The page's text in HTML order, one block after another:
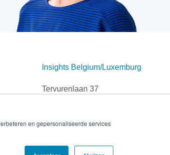
en gepersonaliseerde services
Insights Belgium/Luxemburg
Tervurenlaan 37
Tel: +32 (0)251 306 90